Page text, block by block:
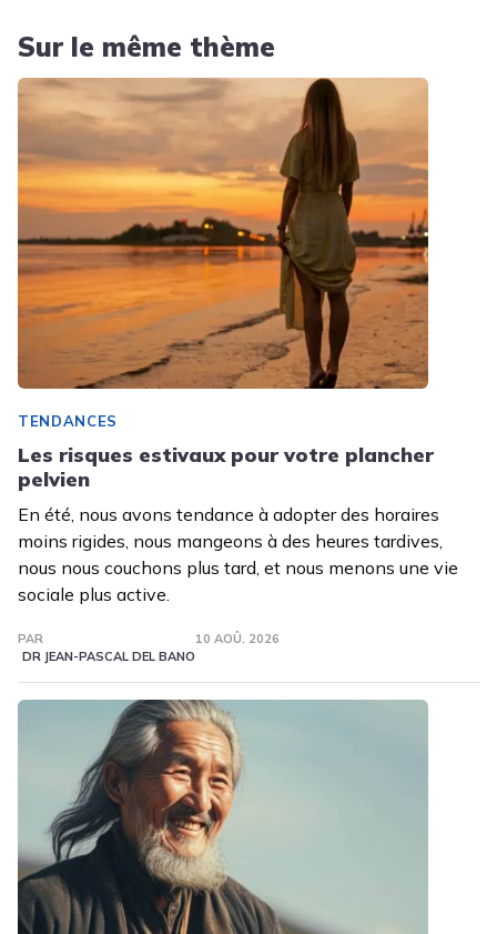
Sur le même thème
TENDANCES
Les risques estivaux pour votre plancher
pelvien
En été, nous avons tendance à adopter des horaires
moins rigides, nous mangeons à des heures tardives,
nous nous couchons plus tard, et nous menons une vie
sociale plus active.
PAR
DR JEAN-PASCAL DEL BANO
10 AOÛ. 2026